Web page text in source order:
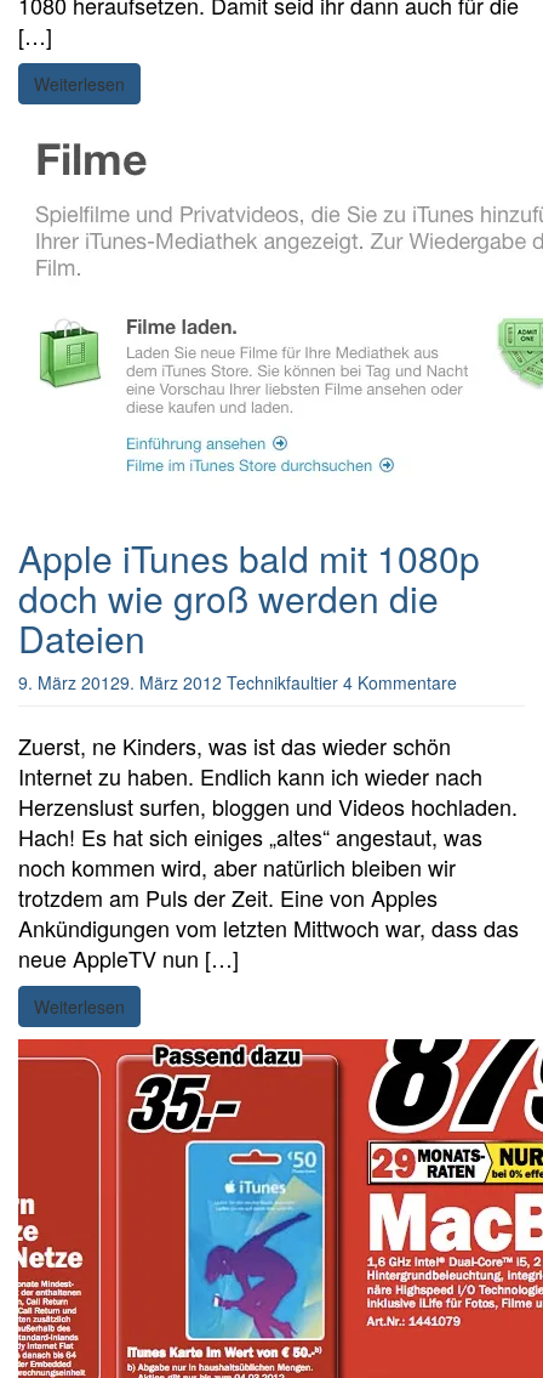
[…]
Weiterlesen
Apple iTunes bald mit 1080p
doch wie groß werden die
Dateien
9. März 20129. März 2012 Technikfaultier 4 Kommentare
Zuerst, ne Kinders, was ist das wieder schön
Internet zu haben. Endlich kann ich wieder nach
Herzenslust surfen, bloggen und Videos hochladen.
Hach! Es hat sich einiges „altes“ angestaut, was
noch kommen wird, aber natürlich bleiben wir
trotzdem am Puls der Zeit. Eine von Apples
Ankündigungen vom letzten Mittwoch war, dass das
neue AppleTV nun […]
Weiterlesen